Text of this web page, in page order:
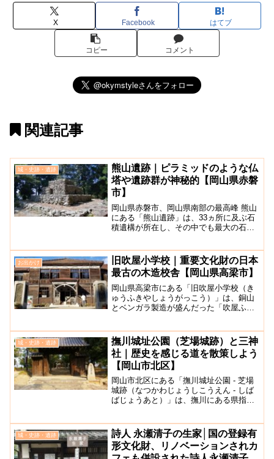
X Facebook はてブ
コピー コメント
関連記事
城・史跡・遺跡
熊山遺跡｜ピラミッドのような仏
塔や遺跡群が神秘的【岡山県赤磐
市】
岡山県赤磐市、岡山県南部の最高峰 熊山
にある「熊山遺跡」は、33ヵ所に及ぶ石
積遺構が所在し、その中でも最大の石積
27日に国史跡に指定されました。ピラミ
ッドを思わせ...
お出かけ
旧吹屋小学校｜重要文化財の日本
最古の木造校舎【岡山県高梁市】
岡山県高梁市にある「旧吹屋小学校（き
ゅうふきやしょうがっこう）」は、銅山
とベンガラ製造が盛んだった「吹屋ふる
しています。1909年に建てられた本校舎
は平成24年（201...
城・史跡・遺跡
撫川城址公園（芝場城跡）と三神
社｜歴史を感じる道を散策しよう
【岡山市北区】
岡山市北区にある「撫川城址公園 - 芝場
城跡（なつかわじょうしこうえん - しば
ばじょうあと）」は、撫川にある県指定
備えて築城した城ですここ撫川城と直ぐ
東の庭瀬城は、元...
城・史跡・遺跡
詩人 永瀬清子の生家│国の登録有
形文化財、リノベーションされカ